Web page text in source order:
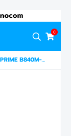
0
(90MB1J10-M0UAYC)